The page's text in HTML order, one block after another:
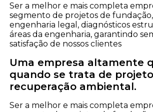
Ser a melhor e mais completa
segmento de projetos de
engenharia legal, diagnósticos
áreas da engenharia, garantindo
satisfação de nossos clientes
Uma empresa altamente
quando se trata de
recuperação ambiental.
Ser a melhor e mais completa